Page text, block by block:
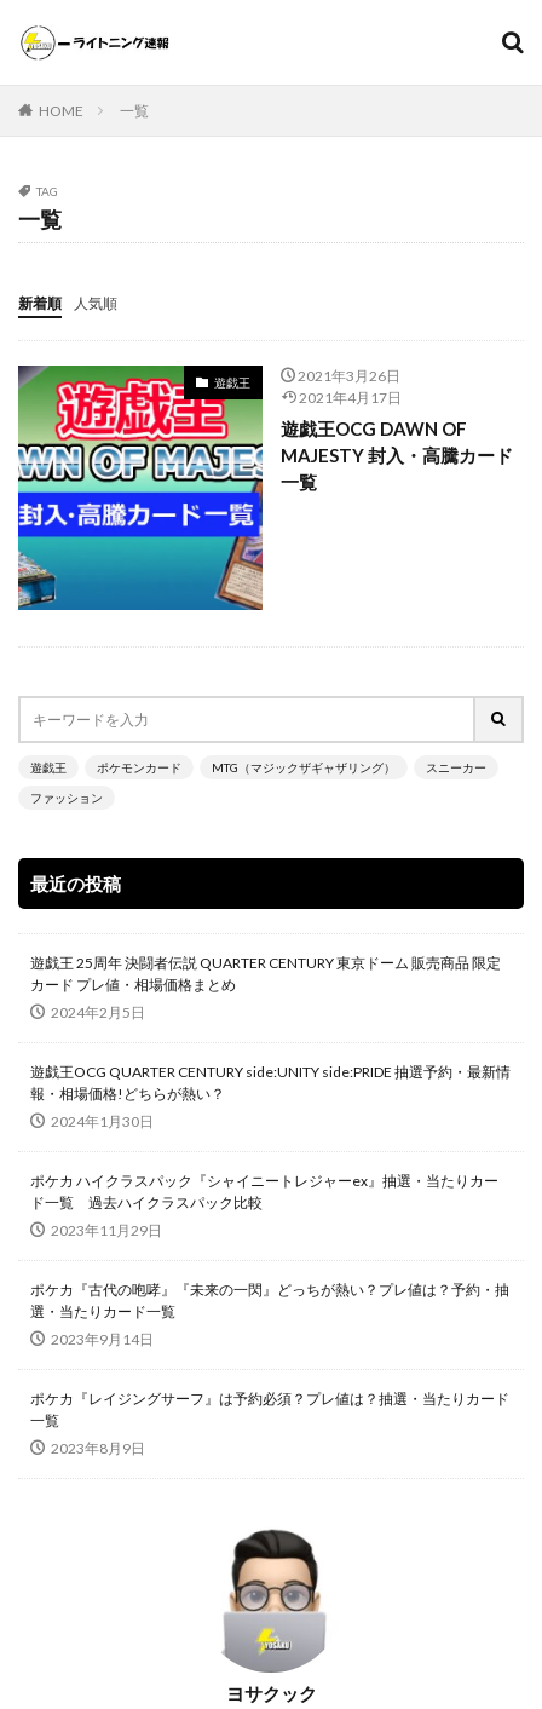
HOME 一覧
TAG
一覧
新着順 人気順
遊戯王
2021年3月26日
2021年4月17日
遊戯王OCG DAWN OF
MAJESTY 封入・高騰カード
一覧
遊戯王 ポケモンカード MTG（マジックザギャザリング） スニーカー
ファッション
最近の投稿
遊戯王 25周年 決闘者伝説 QUARTER CENTURY 東京ドーム 販売商品 限定
カード プレ値・相場価格まとめ
2024年2月5日
遊戯王OCG QUARTER CENTURY side:UNITY side:PRIDE 抽選予約・最新情
報・相場価格!どちらが熱い？
2024年1月30日
ポケカ ハイクラスパック『シャイニートレジャーex』抽選・当たりカー
ド一覧 過去ハイクラスパック比較
2023年11月29日
ポケカ『古代の咆哮』『未来の一閃』どっちが熱い？プレ値は？予約・抽
選・当たりカード一覧
2023年9月14日
ポケカ『レイジングサーフ』は予約必須？プレ値は？抽選・当たりカード
一覧
2023年8月9日
ヨサクック
スニーカー
000個
20thシク
20thシークレット 20周年記念
25th ANNIVERSARY COLLECTION
25th ANNIVERSARY COLLECTION スペシャルセット
25th ANNIVERSARY ULTIMATE KAIBA SET
25thシークレット
25周年
A Ripple in Time（時の波紋）
ANIMATION CHRONICLE 2021
ANIMATION CHRONICLE 2022
ART WORKS MONSTERS
BURST OF DESTINY
DIMENSION FORCE
DUELIST NEXUS
DUNK
DVD
Ghosts From the Past
Ghosts From The Past:The 2nd Haunting
GXウルトラシャイニー
HYPEBEAST
jeweled lotus
KAIBA CORPORATION STORE
kantostarter
Legendary Collection 25th Anniversary Edition
LEGENDARY MONSTERS PACK
magi
Marnie Premium Tournament Collection
MTG
NIKE
No. COMPLETE FILE -PIECE OF MEMORIES
NY限定
Obelisk the Tormentor
PERROTIN
PHARAONIC LEGEND PACK
PHOTON HYPERNOVA
pokemon
POWER OF THE ELEMENTS
PRECIOUS COLLECTOR BOX
PREMIUM PACK 2023
PRISMATIC ART COLLECTION
QUARTER CENTURY デュエルセット ラーの翼神竜
SECRET SHINY BOX
SELECTION 5
StockX
TIME DILATION
TOKYO DOME GREEN Ver.
VMAXクライマックス